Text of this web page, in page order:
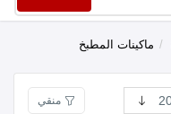
/ ماكينات المطبخ
منقي